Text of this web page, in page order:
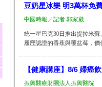
豆奶星冰樂 明3萬杯免
中國時報／記者 郭家崴
統一星巴克30日推出提拉米
履歷認證的香蕉與覆盆莓，
【健康講座】8/6 婦癌
振興醫療財團法人振興醫院